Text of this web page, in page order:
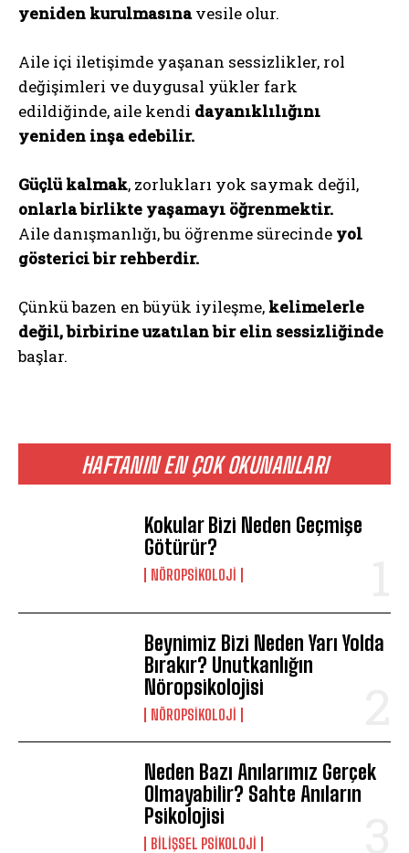
Gizlilik politikasınıokudum, onaylıyorum.
HAFTANIN EN ÇOK OKUNANLARI
Kokular Bizi Neden Geçmişe
Götürür?
NÖROPSIKOLOJI
Beynimiz Bizi Neden Yarı Yolda
Bırakır? Unutkanlığın
Nöropsikolojisi
NÖROPSIKOLOJI
Neden Bazı Anılarımız Gerçek
Olmayabilir? Sahte Anıların
Psikolojisi
BILIŞSEL PSIKOLOJI
yeniden kurulmasınavesile olur.
Aile içi iletişimde yaşanan sessizlikler, rol
değişimleri ve duygusal yükler fark
edildiğinde, aile kendi dayanıklılığını
yeniden inşa edebilir.
Güçlü kalmak, zorlukları yok saymak değil,
onlarla birlikte yaşamayı öğrenmektir.
Aile danışmanlığı, bu öğrenme sürecinde yol
gösterici bir rehberdir.
Çünkü bazen en büyük iyileşme, kelimelerle
değil, birbirine uzatılan bir elin sessizliğinde
başlar.